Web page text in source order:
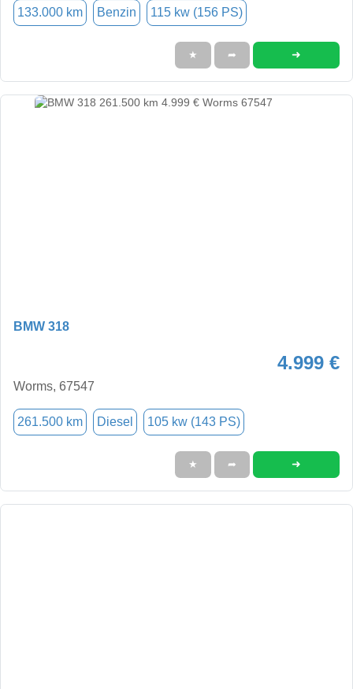
133.000 km Benzin 115 kw (156 PS)
★ ➦ ➜
BMW 318
4.999 €
Worms, 67547
261.500 km Diesel 105 kw (143 PS)
★ ➦ ➜